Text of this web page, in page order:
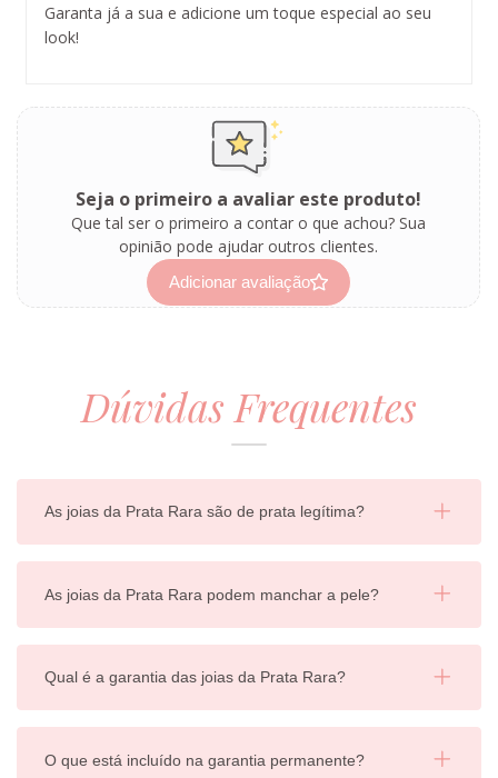
Garanta já a sua e adicione um toque especial ao seu
look!
Seja o primeiro a avaliar este produto!
Que tal ser o primeiro a contar o que achou? Sua
opinião pode ajudar outros clientes.
Adicionar avaliação
Dúvidas Frequentes
As joias da Prata Rara são de prata legítima?
As joias da Prata Rara podem manchar a pele?
Qual é a garantia das joias da Prata Rara?
O que está incluído na garantia permanente?